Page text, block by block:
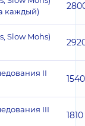
каждый)
Slow Mohs)
II
1540
III
1810